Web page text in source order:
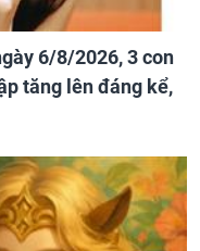
6/8/2026, 3 con
tăng lên đáng kể,